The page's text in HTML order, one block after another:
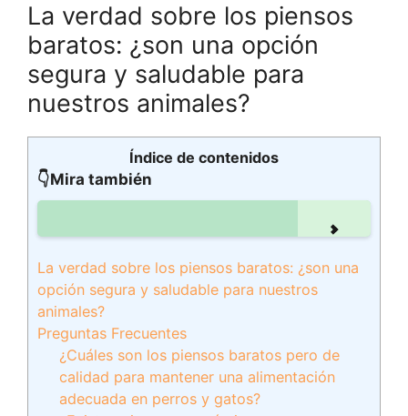
La verdad sobre los piensos
baratos: ¿son una opción
segura y saludable para
nuestros animales?
Índice de contenidos
👇Mira también
La verdad sobre los piensos baratos: ¿son una
opción segura y saludable para nuestros
animales?
Preguntas Frecuentes
¿Cuáles son los piensos baratos pero de
calidad para mantener una alimentación
adecuada en perros y gatos?